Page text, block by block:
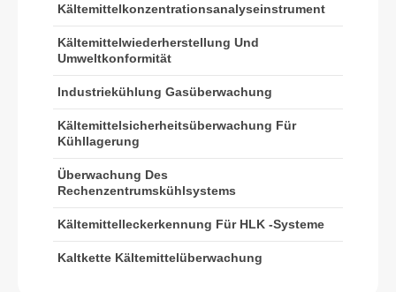
Kältemittelkonzentrationsanalyseinstrument
Kältemittelwiederherstellung Und
Umweltkonformität
Industriekühlung Gasüberwachung
Kältemittelsicherheitsüberwachung Für
Kühllagerung
Überwachung Des
Rechenzentrumskühlsystems
Kältemittelleckerkennung Für HLK -Systeme
Kaltkette Kältemittelüberwachung
R454B -Sensor
R32 -Sensor
R410 -Sensor
Unsere Lösung
Kältemittelleckerkennung für HLK -
Systeme
Kaltkette Kältemittelüberwachung
Rechenzentrumskühlsystems